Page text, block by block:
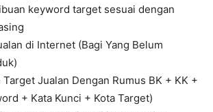
keyword target sesuai dengan
di Internet (Bagi Yang Belum
Jualan Dengan Rumus BK + KK +
+ Kata Kunci + Kota Target)